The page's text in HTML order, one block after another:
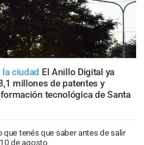
la ciudad El Anillo Digital ya
millones de patentes y
tecnológica de Santa
que tenés que saber antes de salir
de agosto